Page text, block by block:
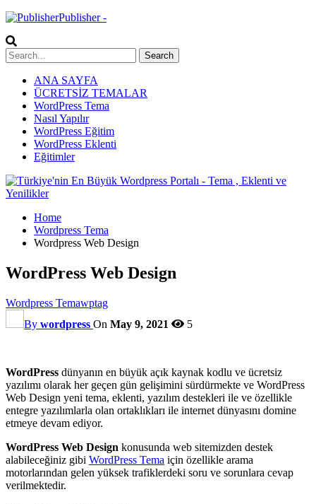
Publisher -
ANA SAYFA
ÜCRETSİZ TEMALAR
WordPress Tema
Nasıl Yapılır
WordPress Eğitim
WordPress Eklenti
Eğitimler
Home
Wordpress Tema
Wordpress Web Design
WordPress Web Design
Wordpress Temawptag
By wordpress On May 9, 2021 5
WordPress dünyanın en büyük açık kaynak kodlu ve ücretsiz
yazılımı olarak her geçen gün gelişimini sürdürmekte ve WordPress
Web Design yeni tema, eklenti, yazılım destekleri ile ve özellikle
entegre yazılımlarla olan ortaklıkları ile internet dünyasını domine
etmeye devam ediyor.
WordPress Web Design konusunda web sitemizden destek
alabileceğiniz gibi WordPress Tema için özellikle arama
motorlarından gelen yüksek trafiklerdeki soru ve sorunlara cevap
verilmektedir.